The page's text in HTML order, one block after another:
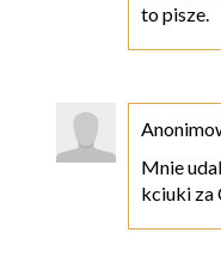
to pisze.
Mnie
kciuki za